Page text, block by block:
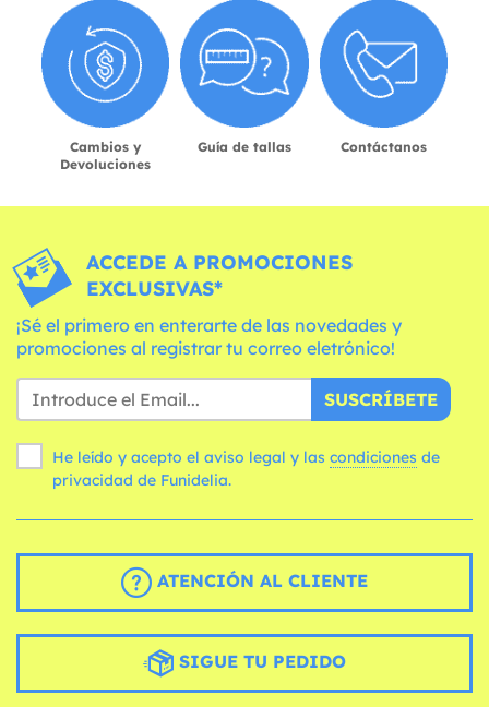
Cambios y
Devoluciones
Guía de tallas Contáctanos
ACCEDE A PROMOCIONES
EXCLUSIVAS*
¡Sé el primero en enterarte de las novedades y
promociones al registrar tu correo eletrónico!
SUSCRÍBETE
He leído y acepto el aviso legal y las condiciones
privacidad de Funidelia.
ATENCIÓN AL CLIENTE
SIGUE TU PEDIDO